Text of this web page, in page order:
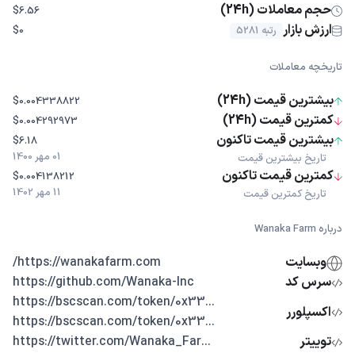
حجم معاملات (24h) $6.56
ارزش بازار رتبه 5281 $0
تاریخچه معاملات
بیشترین قیمت (24h) $0.004338822
کمترین قیمت (24h) $0.004292973
بیشترین قیمت تاکنون
تاریخ بیشترین قیمت
$6.18
01 مهر 1400
کمترین قیمت تاکنون
تاریخ کمترین قیمت
$0.004138212
11 مهر 1402
درباره Wanaka Farm
وبسایت
https://wanakafarm.com/
سرس کد
https://github.com/Wanaka-Inc
اکسپلورر
...https://bscscan.com/token/0x33
...https://bscscan.com/token/0x33
توییتر
...https://twitter.com/Wanaka_Far